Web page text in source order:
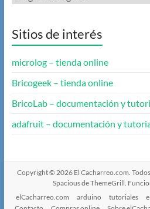
Sitios de interés
microlog – tienda online
Bricogeek – tienda online
BricoLab – documentación y
adafruit – documentación y
Copyright © 2026 El Cacharreo.com.
Spaciousde ThemeGrill.
elCacharreo.com
arduino tutoriales